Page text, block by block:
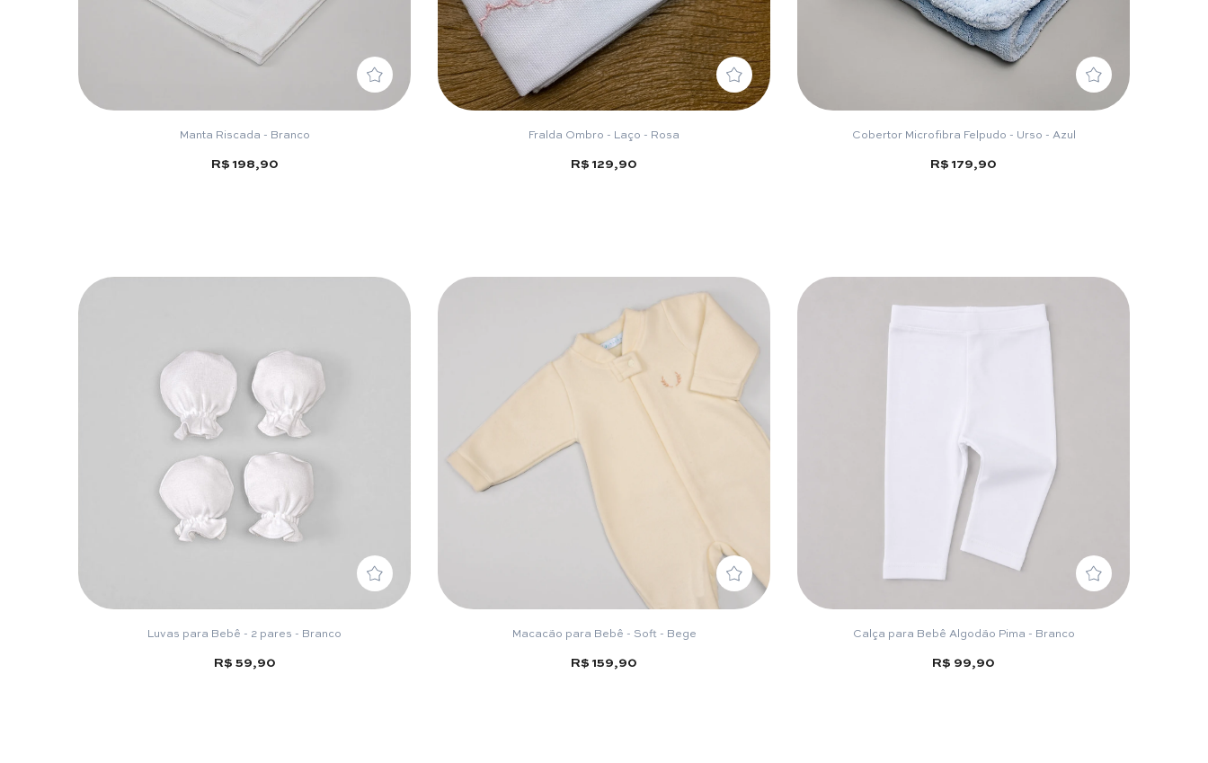
Manta Riscada - Branco
R$ 198,90
Fralda Ombro - Laço - Rosa
R$ 129,90
Cobertor Microfibra Felpudo - Urso - Azul
R$ 179,90
Luvas para Bebê - 2 pares - Branco
R$ 59,90
Macacão para Bebê - Soft - Bege
R$ 159,90
Calça para Bebê Algodão Pima - Branco
R$ 99,90